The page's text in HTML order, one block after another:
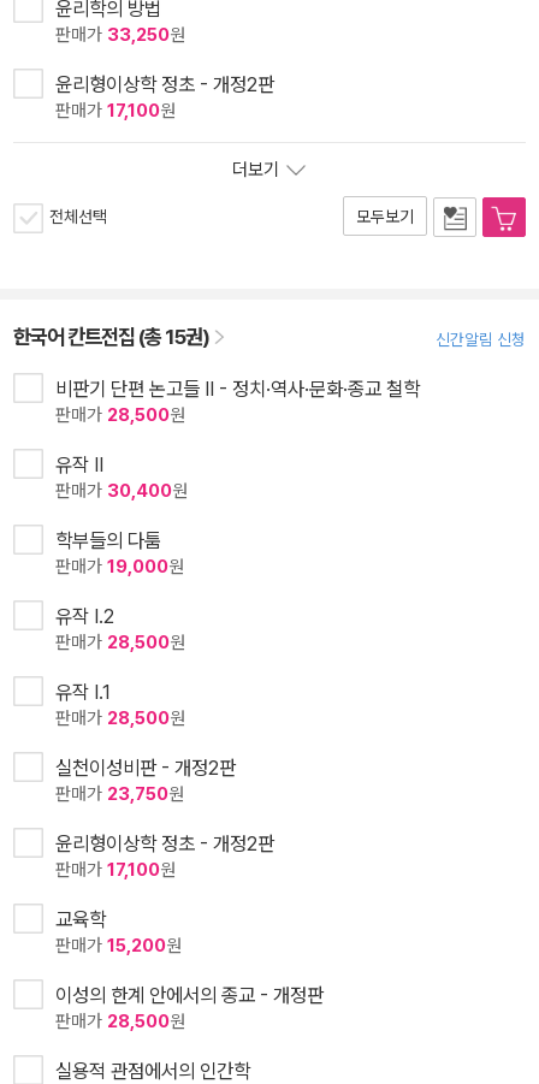
윤리학의 방법
판매가 33,250원
윤리형이상학 정초 - 개정2판
판매가 17,100원
더보기
전체선택 모두보기
한국어 칸트전집 (총 15권) 신간알림 신청
비판기 단편 논고들 II - 정치·역사·문화·종교 철학
판매가 28,500원
유작 II
판매가 30,400원
학부들의 다툼
판매가 19,000원
유작 I.2
판매가 28,500원
유작 I.1
판매가 28,500원
실천이성비판 - 개정2판
판매가 23,750원
윤리형이상학 정초 - 개정2판
판매가 17,100원
교육학
판매가 15,200원
이성의 한계 안에서의 종교 - 개정판
판매가 28,500원
실용적 관점에서의 인간학